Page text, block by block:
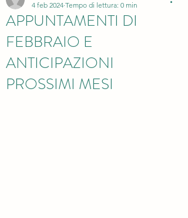
APPUNTAMENTI DI
FEBBRAIO E
ANTICIPAZIONI
PROSSIMI MESI
4 feb 2024 Tempo di lettura: 0 min